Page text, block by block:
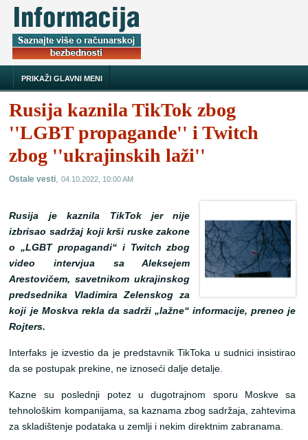
PRIKAŽI GLAVNI MENI
Rusija kaznila TikTok zbog
''LGBT propagande'' i Twitch
zbog ''ukrajinskih laži''
Ostale vesti,04.10.2022, 10:00 AM
Rusija je kaznila TikTok jer nije
izbrisao sadržaj koji krši ruske zakone
o „LGBT propagandi“ i Twitch zbog
video intervjua sa Aleksejem
Arestovičem, savetnikom ukrajinskog
predsednika Vladimira Zelenskog za
koji je Moskva rekla da sadrži „lažne“ informacije, preneo je
Rojters.
Interfaks je izvestio da je predstavnik TikToka u sudnici insistirao
da se postupak prekine, ne iznoseći dalje detalje.
Kazne su poslednji potez u dugotrajnom sporu Moskve sa
tehnološkim kompanijama, sa kaznama zbog sadržaja, zahtevima
za skladištenje podataka u zemlji i nekim direktnim zabranama.